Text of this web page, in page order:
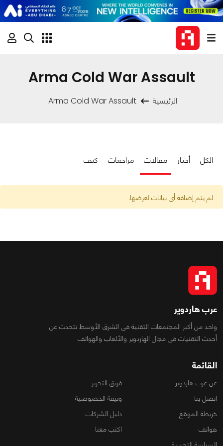
Arma Cold War Assault
الرئيسية Arma Cold War Assault
الكل أخبار مقالات مراجعات كيف
لم يتم إضافة أى بيانات لعرضها.
عرب هاردوير
واحد من أكبر المجتمعات التقنية فى الشرق الأوسط تتحدث عن
أحدث التقنيات فى مجال الهاردوير والألعاب والهواتف
القائمة
عن عرب هاردوير
فريق التحرير
اتصل بنا
وثيقة الخصوصية
خريطة الموقع
دليل الشركات
هواتف
اكتب معنا